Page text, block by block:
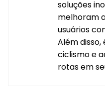
soluções
melhoram
usuários
Além
ciclismo e
rotas em